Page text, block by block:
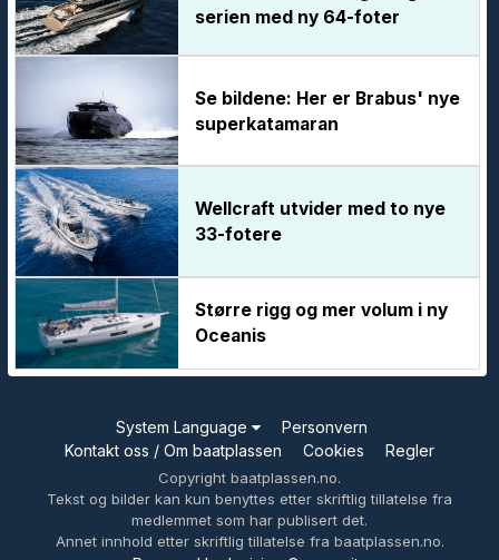
serien med ny 64-foter
Se bildene: Her er Brabus' nye
superkatamaran
Wellcraft utvider med to nye
33-fotere
Større rigg og mer volum i ny
Oceanis
System Language
Personvern
Kontakt oss / Om baatplassen
Cookies Regler
Copyright baatplassen.no.
Tekst og bilder kan kun benyttes etter skriftlig tillatelse fra
medlemmet som har publisert det.
Annet innhold etter skriftlig tillatelse fra baatplassen.no.